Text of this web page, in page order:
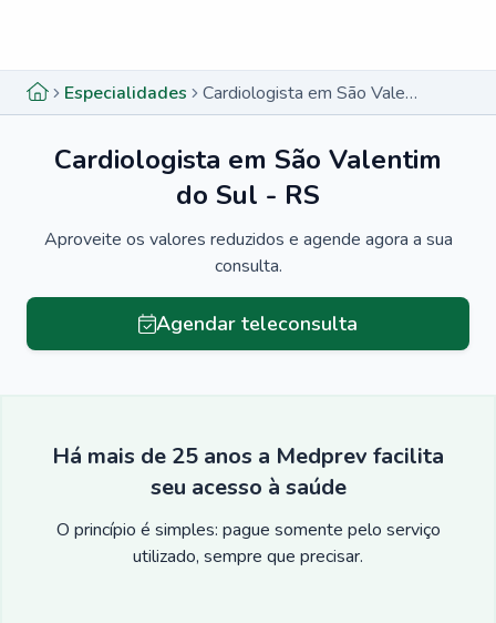
Especialidades Cardiologista em São Valentim do Sul - RS
Cardiologista em São Valentim
do Sul - RS
Aproveite os valores reduzidos e agende agora a sua
consulta.
Agendar teleconsulta
Há mais de 25 anos a Medprev facilita
seu acesso à saúde
O princípio é simples: pague somente pelo serviço
utilizado, sempre que precisar.